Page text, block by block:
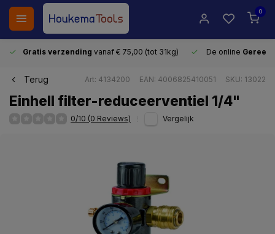
0
Gratis verzending vanaf € 75,00 (tot 31kg) De online
Terug Art: 4134200 EAN: 4006825410051 SKU: 13022
Einhell filter-reduceerventiel 1/4"
0/10 (0 Reviews) Vergelijk